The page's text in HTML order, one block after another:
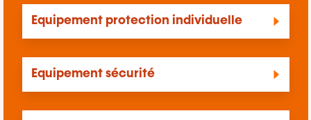
Equipement protection individuelle
Equipement sécurité